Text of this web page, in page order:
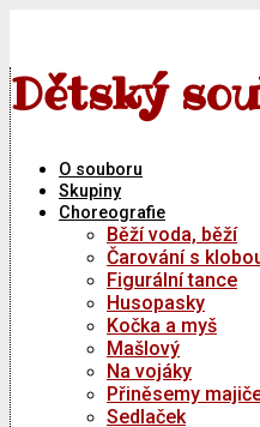
Dětský
O souboru
Skupiny
Choreografie
Běží voda, běží
Čarování s
Figurální tance
Husopasky
Kočka a myš
Mašlový
Na vojáky
Přiněsemy
Sedlaček